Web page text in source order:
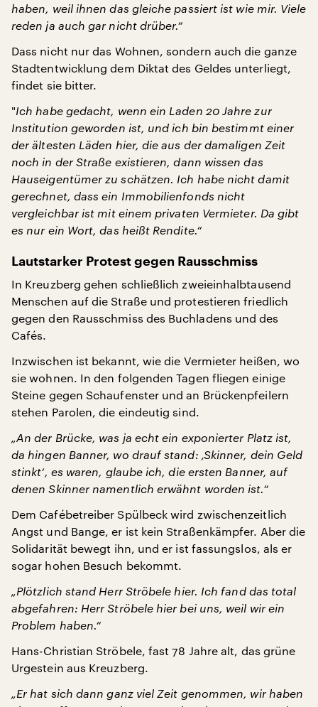
haben, weil ihnen das gleiche passiert ist wie mir. Viele
reden ja auch gar nicht drüber.“
Dass nicht nur das Wohnen, sondern auch die ganze
Stadtentwicklung dem Diktat des Geldes unterliegt,
findet sie bitter.
"Ich habe gedacht, wenn ein Laden 20 Jahre zur
Institution geworden ist, und ich bin bestimmt einer
der ältesten Läden hier, die aus der damaligen Zeit
noch in der Straße existieren, dann wissen das
Hauseigentümer zu schätzen. Ich habe nicht damit
gerechnet, dass ein Immobilienfonds nicht
vergleichbar ist mit einem privaten Vermieter. Da gibt
es nur ein Wort, das heißt Rendite.“
Lautstarker Protest gegen Rausschmiss
In Kreuzberg gehen schließlich zweieinhalbtausend
Menschen auf die Straße und protestieren friedlich
gegen den Rausschmiss des Buchladens und des
Cafés.
Inzwischen ist bekannt, wie die Vermieter heißen, wo
sie wohnen. In den folgenden Tagen fliegen einige
Steine gegen Schaufenster und an Brückenpfeilern
stehen Parolen, die eindeutig sind.
„An der Brücke, was ja echt ein exponierter Platz ist,
da hingen Banner, wo drauf stand: ‚Skinner, dein Geld
stinkt‘, es waren, glaube ich, die ersten Banner, auf
denen Skinner namentlich erwähnt worden ist.“
Dem Cafébetreiber Spülbeck wird zwischenzeitlich
Angst und Bange, er ist kein Straßenkämpfer. Aber die
Solidarität bewegt ihn, und er ist fassungslos, als er
sogar hohen Besuch bekommt.
„Plötzlich stand Herr Ströbele hier. Ich fand das total
abgefahren: Herr Ströbele hier bei uns, weil wir ein
Problem haben.“
Hans-Christian Ströbele, fast 78 Jahre alt, das grüne
Urgestein aus Kreuzberg.
„Er hat sich dann ganz viel Zeit genommen, wir haben